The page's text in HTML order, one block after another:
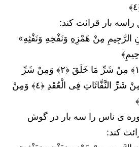
الرَّجِيمِ مِنْ هَمْزِهِ وَنَفْخِهِ وَنَفْثِهِ»
قُلْ أَعُوذُ بِرَبِّ الْفَلَقِ ﴿١﴾ مِنْ شَرِّ مَا خَلَقَ ﴿٢﴾ وَمِنْ شَرِّ
غَاسِقٍ إِذَا وَقَبَ ﴿٣﴾ وَمِنْ شَرِّ النَّفَّاثَاتِ فِی الْعُقَدِ ﴿٤﴾ وَمِنْ
ی ناس را سه بار در گوش
کند: